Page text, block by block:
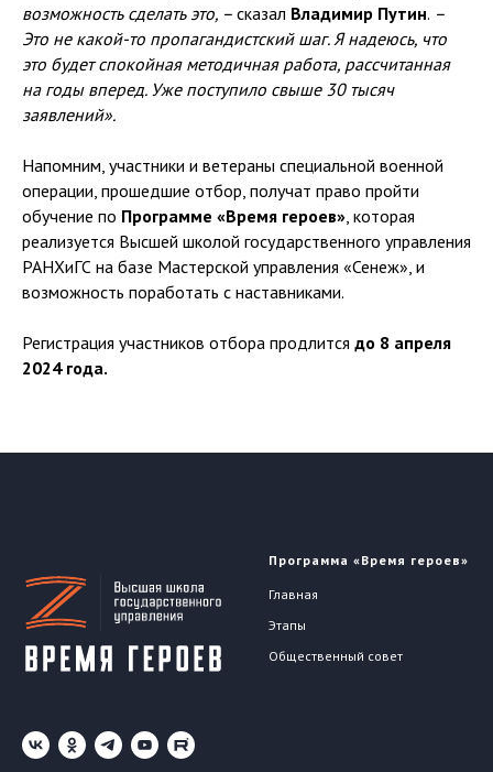
возможность сделать это, – сказал Владимир Путин. –
Это не какой-то пропагандистский шаг. Я надеюсь, что
это будет спокойная методичная работа, рассчитанная
на годы вперед. Уже поступило свыше 30 тысяч
заявлений».
Напомним, участники и ветераны специальной военной
операции, прошедшие отбор, получат право пройти
обучение по Программе «Время героев», которая
реализуется Высшей школой государственного управления
РАНХиГС на базе Мастерской управления «Сенеж», и
возможность поработать с наставниками.
Регистрация участников отбора продлится до 8 апреля
2024 года.
Программа «Время героев»
Главная
Этапы
Общественный совет